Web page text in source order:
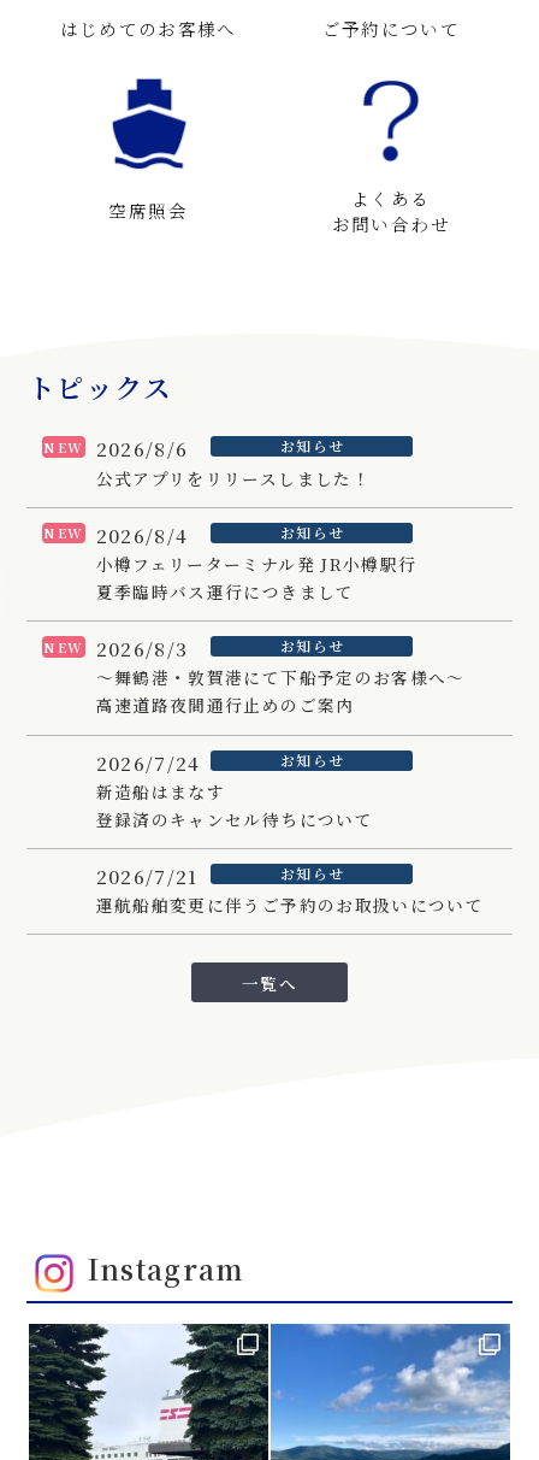
はじめてのお客様へ ご予約について
空席照会
よくある
お問い合わせ
トピックス
NEW 2026/8/6 お知らせ
公式アプリをリリースしました！
NEW 2026/8/4 お知らせ
小樽フェリーターミナル発 JR小樽駅行
夏季臨時バス運行につきまして
NEW 2026/8/3 お知らせ
～舞鶴港・敦賀港にて下船予定のお客様へ～
高速道路夜間通行止めのご案内
2026/7/24 お知らせ
新造船はまなす
登録済のキャンセル待ちについて
2026/7/21 お知らせ
運航船舶変更に伴うご予約のお取扱いについて
一覧へ
Instagram